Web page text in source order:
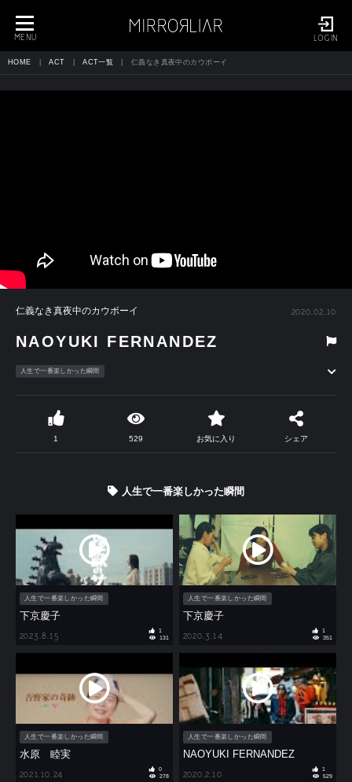
LOGIN
toggle
navigation
MENU
HOME ACT ACT一覧 仁義なき真夜中のカウボーイ
仁義なき真夜中のカウボーイ 2020.02.10
NAOYUKI FERNANDEZ
人生で一番楽しかった瞬間
1 529 お気に入り シェア
人生で一番楽しかった瞬間
人生で一番楽しかった瞬間
下京慶子
2023.8.15
1
131
人生で一番楽しかった瞬間
下京慶子
2020.3.14
1
351
人生で一番楽しかった瞬間
水原 睦実
2021.10.24
0
278
人生で一番楽しかった瞬間
NAOYUKI FERNANDEZ
2020.2.10
1
529